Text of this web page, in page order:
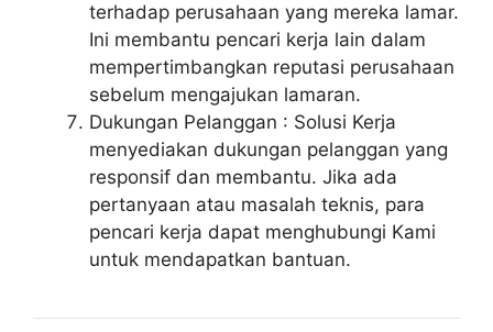
terhadap perusahaan yang mereka lamar.
Ini membantu pencari kerja lain dalam
mempertimbangkan reputasi perusahaan
sebelum mengajukan lamaran.
Dukungan Pelanggan : Solusi Kerja
menyediakan dukungan pelanggan yang
responsif dan membantu. Jika ada
pertanyaan atau masalah teknis, para
pencari kerja dapat menghubungi Kami
untuk mendapatkan bantuan.